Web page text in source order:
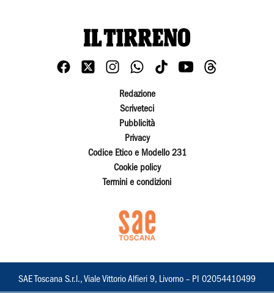
Redazione
Scriveteci
Pubblicità
Privacy
Codice Etico e Modello 231
Cookie policy
Termini e condizioni
SAE Toscana S.r.l., Viale Vittorio Alfieri 9, Livorno – PI 02054410499